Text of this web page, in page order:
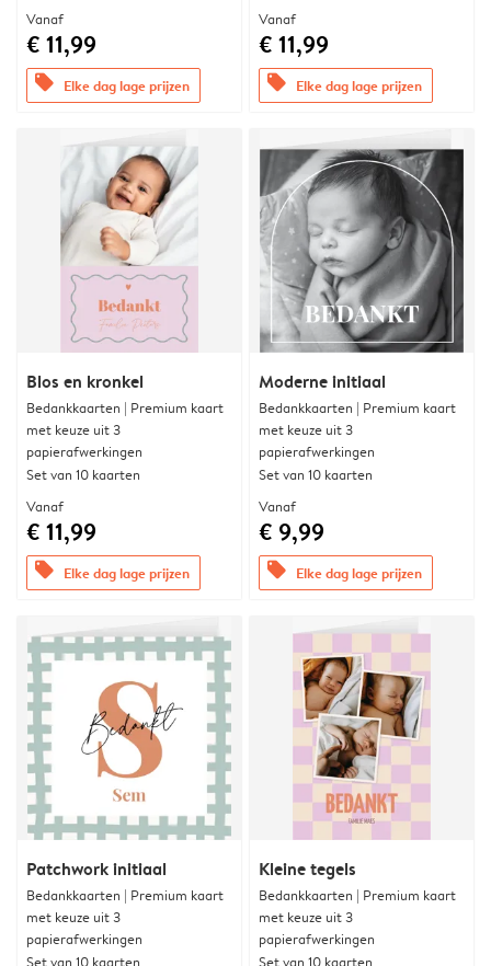
Vanaf
€ 11,99
offers Elke dag lage prijzen
Vanaf
€ 11,99
offers Elke dag lage prijzen
Blos en kronkel
Bedankkaarten | Premium kaart
met keuze uit 3
papierafwerkingen
Set van 10 kaarten
Vanaf
€ 11,99
offers Elke dag lage prijzen
Moderne initiaal
Bedankkaarten | Premium kaart
met keuze uit 3
papierafwerkingen
Set van 10 kaarten
Vanaf
€ 9,99
offers Elke dag lage prijzen
Patchwork initiaal
Bedankkaarten | Premium kaart
met keuze uit 3
papierafwerkingen
Set van 10 kaarten
Kleine tegels
Bedankkaarten | Premium kaart
met keuze uit 3
papierafwerkingen
Set van 10 kaarten